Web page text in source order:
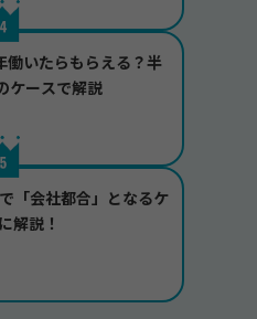
働いたらもらえる？半
ケースで解説
「会社都合」となるケ
解説！